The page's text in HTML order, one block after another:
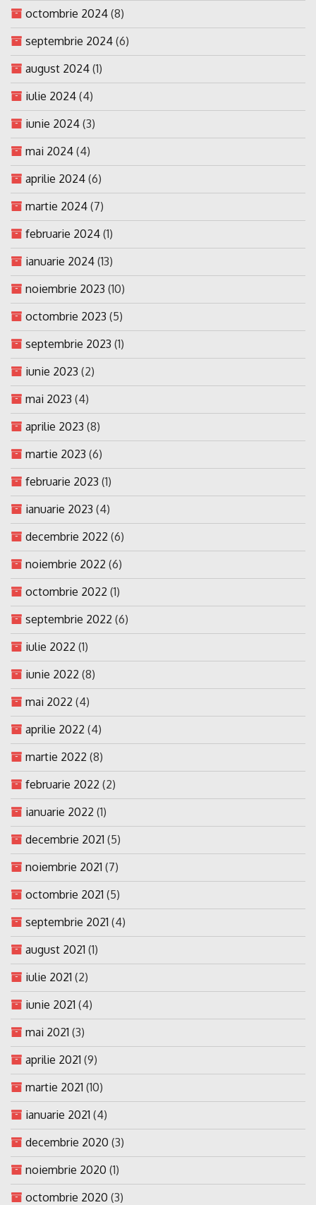
octombrie 2024 (8)
septembrie 2024 (6)
august 2024 (1)
iulie 2024 (4)
iunie 2024 (3)
mai 2024 (4)
aprilie 2024 (6)
martie 2024 (7)
februarie 2024 (1)
ianuarie 2024 (13)
noiembrie 2023 (10)
octombrie 2023 (5)
septembrie 2023 (1)
iunie 2023 (2)
mai 2023 (4)
aprilie 2023 (8)
martie 2023 (6)
februarie 2023 (1)
ianuarie 2023 (4)
decembrie 2022 (6)
noiembrie 2022 (6)
octombrie 2022 (1)
septembrie 2022 (6)
iulie 2022 (1)
iunie 2022 (8)
mai 2022 (4)
aprilie 2022 (4)
martie 2022 (8)
februarie 2022 (2)
ianuarie 2022 (1)
decembrie 2021 (5)
noiembrie 2021 (7)
octombrie 2021 (5)
septembrie 2021 (4)
august 2021 (1)
iulie 2021 (2)
iunie 2021 (4)
mai 2021 (3)
aprilie 2021 (9)
martie 2021 (10)
ianuarie 2021 (4)
decembrie 2020 (3)
noiembrie 2020 (1)
octombrie 2020 (3)